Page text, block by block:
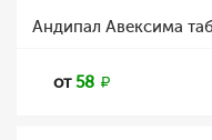
Андипал Авексима
от58